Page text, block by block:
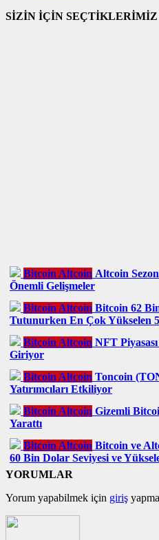
SİZİN İÇİN SEÇTİKLERİMİZ
Bitcoin Altcoin Altcoin
Önemli Gelişmeler
Bitcoin Altcoin Bitcoin 62
Tutunurken En Çok Yükselen
Bitcoin Altcoin NFT
Giriyor
Bitcoin Altcoin Toncoin
Yatırımcıları Etkiliyor
Bitcoin Altcoin Gizemli
Yarattı
Bitcoin Altcoin Bitcoin ve
60 Bin Dolar Seviyesi ve
YORUMLAR
Yorum yapabilmek için giriş